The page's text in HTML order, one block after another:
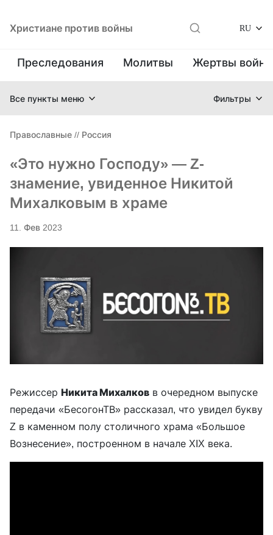
Христиане против войны RU
Преследования Молитвы Жертвы
Все пункты меню Фильтры
Православные // Россия
«Это нужно Господу» — Z-
знамение, увиденное Никитой
Михалковым в храме
11. Фев 2023
Режиссер Никита Михалков в очередном выпуске
передачи «БесогонТВ» рассказал, что увидел букву
Z в каменном полу столичного храма «Большое
Вознесение», построенном в начале XIX века.